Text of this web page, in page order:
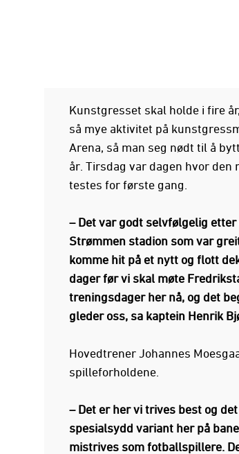
Kunstgresset skal holde i fire
så mye aktivitet på
Arena, så man seg nødt til å
år. Tirsdag var dagen hvor den
testes for første gang.
– Det var godt selvfølgelig etter
Strømmen stadion som var
komme hit på et nytt og flott
dager før vi skal møte
treningsdager her nå, og det
gleder oss, sa kaptein Henrik
Hovedtrener Johannes
spilleforholdene.
– Det er her vi trives best og
spesialsydd variant her på
mistrives som fotballspillere.